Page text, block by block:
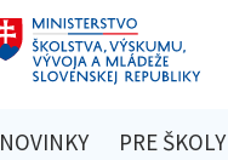
NOVINKY PRE ŠKOLY